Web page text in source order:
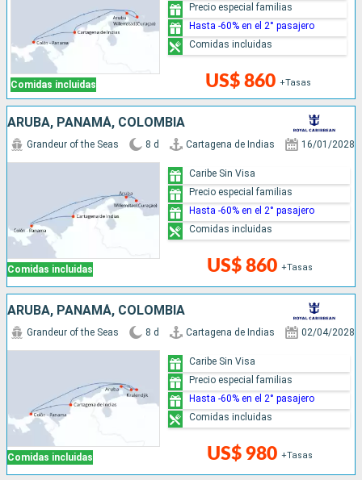
Comidas incluidas US$ 860 +Tasas
Precio especial familias
Hasta -60% en el 2° pasajero
Comidas incluidas
ARUBA, PANAMÁ, COLOMBIA
Comidas incluidas
Grandeur of the Seas 8 d Cartagena de Indias 16/01/2028
US$ 860 +Tasas
Caribe Sin Visa
Precio especial familias
Hasta -60% en el 2° pasajero
Comidas incluidas
ARUBA, PANAMÁ, COLOMBIA
Comidas incluidas
Grandeur of the Seas 8 d Cartagena de Indias 02/04/2028
US$ 980 +Tasas
Caribe Sin Visa
Precio especial familias
Hasta -60% en el 2° pasajero
Comidas incluidas